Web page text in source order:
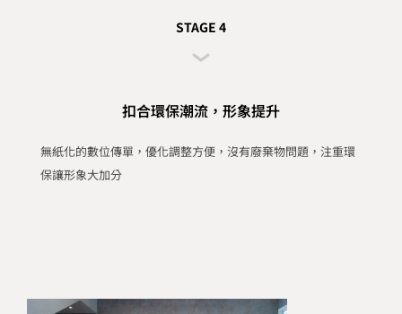
STAGE 4
扣合環保潮流，形象提升
無紙化的數位傳單，優化調整方便，沒有廢棄物問題，注重環
保讓形象大加分